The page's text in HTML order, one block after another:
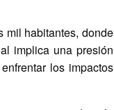
mil habitantes, donde
implica una presión
los impactos